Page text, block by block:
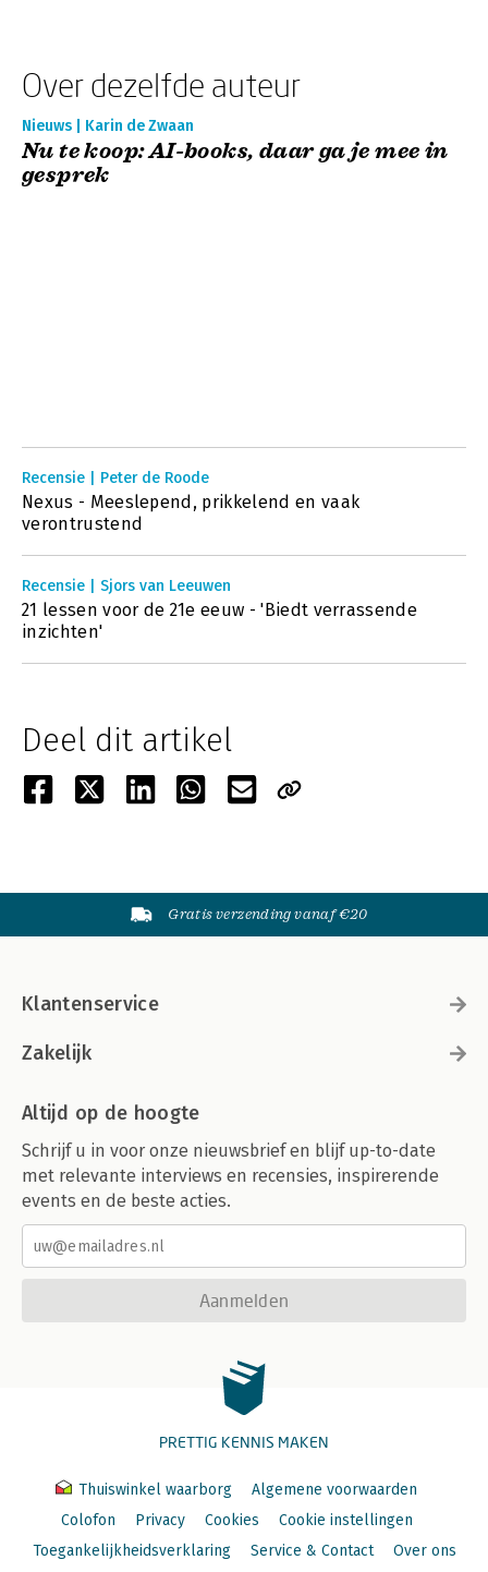
Over dezelfde auteur
Nieuws | Karin de Zwaan
Nu te koop: AI-books, daar ga je mee in
gesprek
Recensie | Peter de Roode
Nexus - Meeslepend, prikkelend en vaak
verontrustend
Recensie | Sjors van Leeuwen
21 lessen voor de 21e eeuw - 'Biedt verrassende
inzichten'
Deel dit artikel
Gratis verzending vanaf €20
Klantenservice
Zakelijk
Altijd op de hoogte
Schrijf u in voor onze nieuwsbrief en blijf up-to-date
met relevante interviews en recensies, inspirerende
events en de beste acties.
Aanmelden
PRETTIG KENNIS MAKEN
Thuiswinkel waarborg
Algemene voorwaarden
Colofon
Privacy Cookies
Cookie instellingen
Toegankelijkheidsverklaring
Service & Contact Over ons